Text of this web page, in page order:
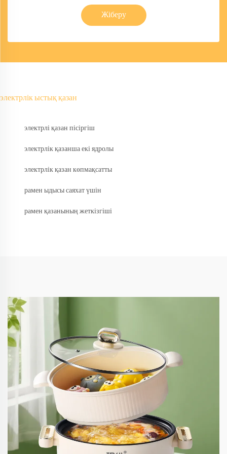
Жіберу
электрлік ыстық қазан
электрлі қазан пісіргіш
электрлік қазанша екі ядролы
электрлік қазан көпмақсатты
рамен ыдысы саяхат үшін
рамен қазанының жеткізгіші